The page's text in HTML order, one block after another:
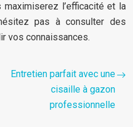
l’efficacité et la
pas à consulter des
vos connaissances.
Entretien parfait avec une
cisaille à gazon
professionnelle